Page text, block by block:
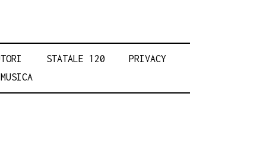
STATALE 120
PRIVACY
MUSICA